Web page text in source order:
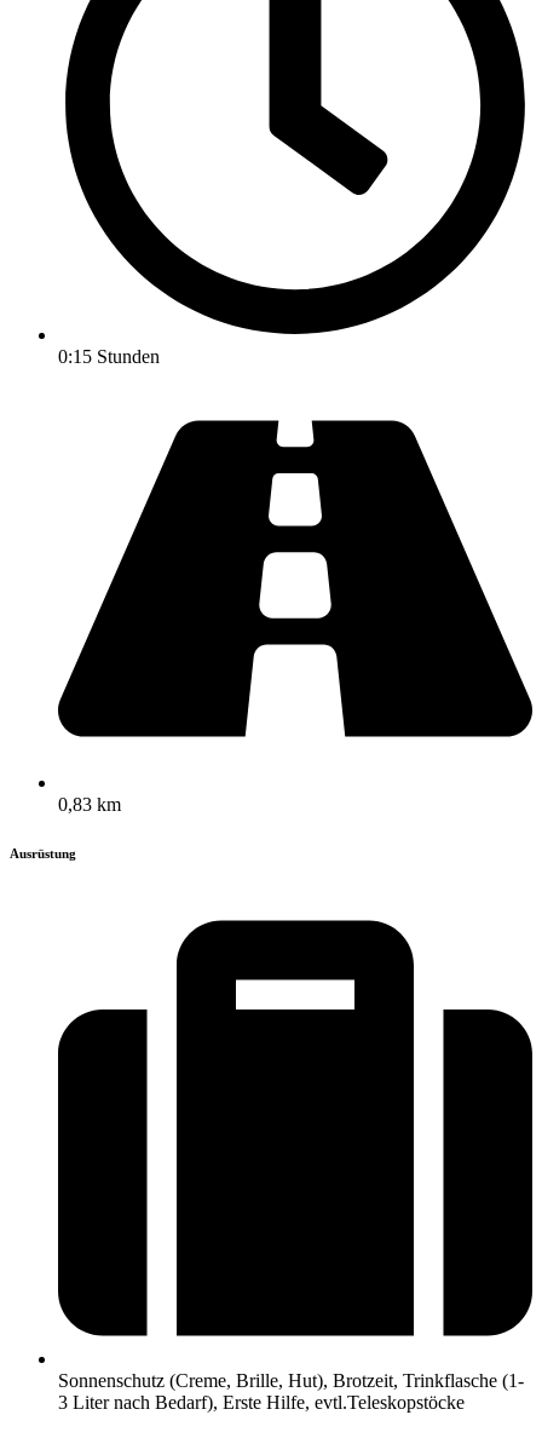
0:15 Stunden
0,83 km
Ausrüstung
Sonnenschutz (Creme, Brille, Hut), Brotzeit, Trinkflasche (1-
3 Liter nach Bedarf), Erste Hilfe, evtl.Teleskopstöcke